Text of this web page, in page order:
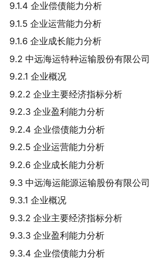
9.1.4 企业偿债能力分析
9.1.5 企业运营能力分析
9.1.6 企业成长能力分析
9.2 中远海运特种运输股份有限公司
9.2.1 企业概况
9.2.2 企业主要经济指标分析
9.2.3 企业盈利能力分析
9.2.4 企业偿债能力分析
9.2.5 企业运营能力分析
9.2.6 企业成长能力分析
9.3 中远海运能源运输股份有限公司
9.3.1 企业概况
9.3.2 企业主要经济指标分析
9.3.3 企业盈利能力分析
9.3.4 企业偿债能力分析